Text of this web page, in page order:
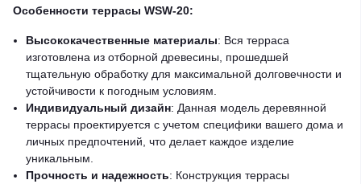
Особенности террасы WSW-20:
Высококачественные материалы: Вся терраса
изготовлена из отборной древесины, прошедшей
тщательную обработку для максимальной долговечности и
устойчивости к погодным условиям.
Индивидуальный дизайн: Данная модель деревянной
террасы проектируется с учетом специфики вашего дома и
личных предпочтений, что делает каждое изделие
уникальным.
Прочность и надежность: Конструкция террасы